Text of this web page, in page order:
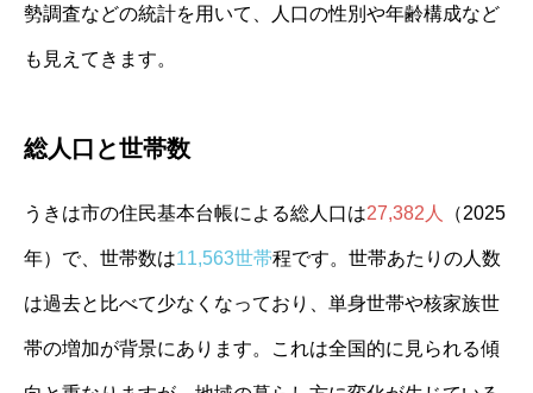
勢調査などの統計を用いて、人口の性別や年齢構成など
も見えてきます。
総人口と世帯数
うきは市の住民基本台帳による総人口は27,382人 （2025
年）で、世帯数は11,563世帯程です。世帯あたりの人数
は過去と比べて少なくなっており、単身世帯や核家族世
帯の増加が背景にあります。これは全国的に見られる傾